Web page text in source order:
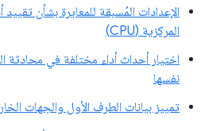
الإعدادات المُسبقة للمعايرة بشأن تقييد
المركزية (CPU)
اختيار أحداث أداء مختلفة في محادثة
نفسها
تمييز بيانات الطرف الأول والجهات